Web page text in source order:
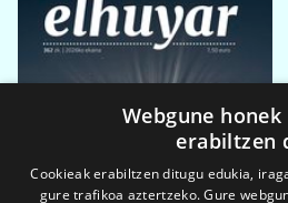
Webgune
erabiltzen
Cookieak erabiltzen ditugu edukia,
gure trafikoa aztertzeko. Gure